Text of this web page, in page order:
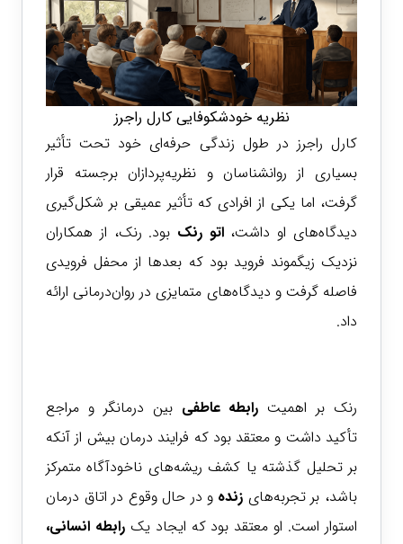
نظریه خودشکوفایی کارل راجرز
کارل راجرز در طول زندگی حرفه‌ای خود تحت تأثیر
بسیاری از روانشناسان و نظریه‌پردازان برجسته قرار
گرفت، اما یکی از افرادی که تأثیر عمیقی بر شکل‌گیری
دیدگاه‌های او داشت، اتو رنک بود. رنک، از همکاران
نزدیک زیگموند فروید بود که بعدها از محفل فرویدی
فاصله گرفت و دیدگاه‌های متمایزی در روان‌درمانی ارائه
داد.
رنک بر اهمیت رابطه عاطفیبین درمانگر و مراجع
تأکید داشت و معتقد بود که فرایند درمان بیش از آنکه
بر تحلیل گذشته یا کشف ریشه‌های ناخودآگاه متمرکز
باشد، بر تجربه‌های زنده و در حال وقوع در اتاق درمان
استوار است. او معتقد بود که ایجاد یکرابطه انسانی،